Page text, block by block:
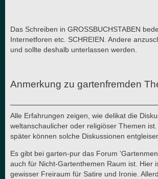
Das Schreiben in GROSSBUCHSTABEN
Internetforen etc. SCHREIEN. Andere
und sollte deshalb unterlassen werden.
Anmerkung zu gartenfremden
Alle Erfahrungen zeigen, wie delikat die
weltanschaulicher oder religiöser Themen
später können solche Diskussionen
Es gibt bei garten-pur das Forum
auch für Nicht-Gartenthemen Raum ist. Hier
gewisser Freiraum für Satire und Ironie.